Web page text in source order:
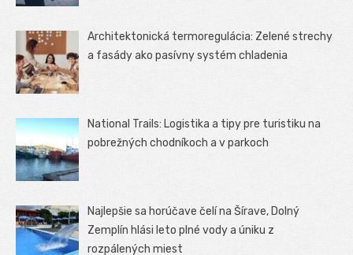
Architektonická termoregulácia: Zelené strechy
a fasády ako pasívny systém chladenia
National Trails: Logistika a tipy pre turistiku na
pobrežných chodníkoch a v parkoch
Najlepšie sa horúčave čelí na Šírave, Dolný
Zemplín hlási leto plné vody a úniku z
rozpálených miest